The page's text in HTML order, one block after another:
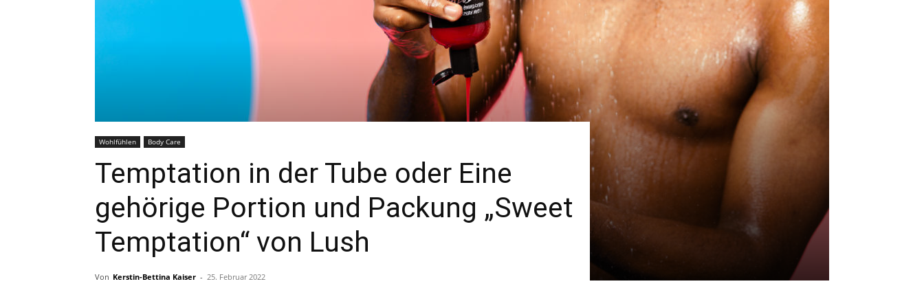
–
Wellness
Wohlfühlen Body Care
Temptation in der Tube oder Eine
gehörige Portion und Packung „Sweet
Temptation“ von Lush
Von Kerstin-Bettina Kaiser - 25. Februar 2022